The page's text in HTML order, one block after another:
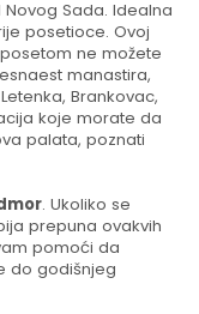
Sada. Idealna
posetioce. Ovoj
ne možete
manastira,
Brankovac,
koje morate da
palata, poznati
. Ukoliko se
prepuna ovakvih
pomoći da
do godišnjeg